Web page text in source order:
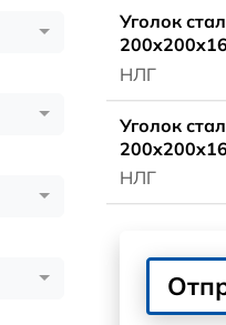
Уголок
НЛГ
Уголок
НЛГ